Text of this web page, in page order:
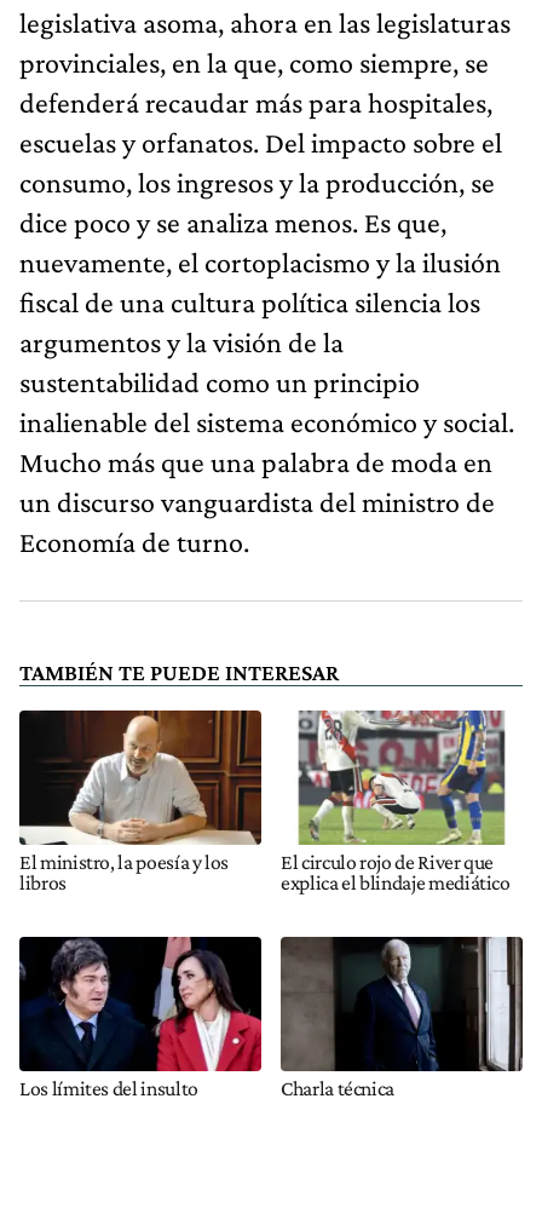
legislativa asoma, ahora en las legislaturas
provinciales, en la que, como siempre, se
defenderá recaudar más para hospitales,
escuelas y orfanatos. Del impacto sobre el
consumo, los ingresos y la producción, se
dice poco y se analiza menos. Es que,
nuevamente, el cortoplacismo y la ilusión
fiscal de una cultura política silencia los
argumentos y la visión de la
sustentabilidad como un principio
inalienable del sistema económico y social.
Mucho más que una palabra de moda en
un discurso vanguardista del ministro de
Economía de turno.
TAMBIÉN TE PUEDE INTERESAR
El ministro, la poesía y los
libros
El circulo rojo de River que
explica el blindaje mediático
Los límites del insulto Charla técnica